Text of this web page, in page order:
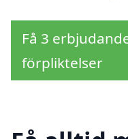
Få 3
förpliktelser